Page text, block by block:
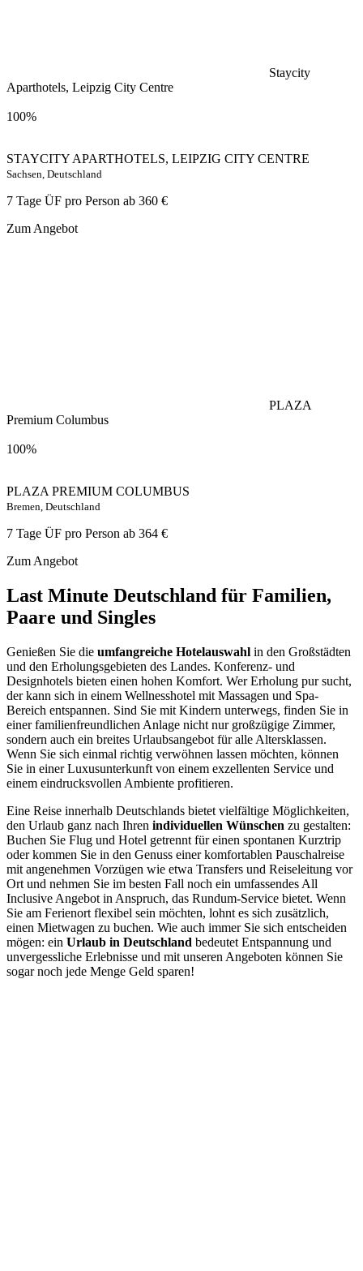
Staycity
Aparthotels, Leipzig City Centre
100%
STAYCITY APARTHOTELS, LEIPZIG CITY CENTRE
Sachsen, Deutschland
7 Tage ÜF pro Person ab 360 €
Zum Angebot
PLAZA
Premium Columbus
100%
PLAZA PREMIUM COLUMBUS
Bremen, Deutschland
7 Tage ÜF pro Person ab 364 €
Zum Angebot
Last Minute Deutschland für Familien,
Paare und Singles
Genießen Sie die umfangreiche Hotelauswahl in den Großstädten
und den Erholungsgebieten des Landes. Konferenz- und
Designhotels bieten einen hohen Komfort. Wer Erholung pur sucht,
der kann sich in einem Wellnesshotel mit Massagen und Spa-
Bereich entspannen. Sind Sie mit Kindern unterwegs, finden Sie in
einer familienfreundlichen Anlage nicht nur großzügige Zimmer,
sondern auch ein breites Urlaubsangebot für alle Altersklassen.
Wenn Sie sich einmal richtig verwöhnen lassen möchten, können
Sie in einer Luxusunterkunft von einem exzellenten Service und
einem eindrucksvollen Ambiente profitieren.
Eine Reise innerhalb Deutschlands bietet vielfältige Möglichkeiten,
den Urlaub ganz nach Ihren individuellen Wünschen zu gestalten:
Buchen Sie Flug und Hotel getrennt für einen spontanen Kurztrip
oder kommen Sie in den Genuss einer komfortablen Pauschalreise
mit angenehmen Vorzügen wie etwa Transfers und Reiseleitung vor
Ort und nehmen Sie im besten Fall noch ein umfassendes All
Inclusive Angebot in Anspruch, das Rundum-Service bietet. Wenn
Sie am Ferienort flexibel sein möchten, lohnt es sich zusätzlich,
einen Mietwagen zu buchen. Wie auch immer Sie sich entscheiden
mögen: ein Urlaub in Deutschland bedeutet Entspannung und
unvergessliche Erlebnisse und mit unseren Angeboten können Sie
sogar noch jede Menge Geld sparen!